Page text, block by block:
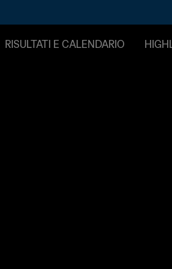
RISULTATI E CALENDARIO